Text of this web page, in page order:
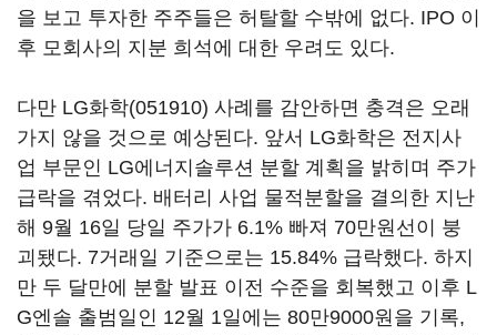
을 보고 투자한 주주들은 허탈할 수밖에 없다. IPO 이
후 모회사의 지분 희석에 대한 우려도 있다.
다만 LG화학(051910) 사례를 감안하면 충격은 오래
가지 않을 것으로 예상된다. 앞서 LG화학은 전지사
업 부문인 LG에너지솔루션 분할 계획을 밝히며 주가
급락을 겪었다. 배터리 사업 물적분할을 결의한 지난
해 9월 16일 당일 주가가 6.1% 빠져 70만원선이 붕
괴됐다. 7거래일 기준으로는 15.84% 급락했다. 하지
만 두 달만에 분할 발표 이전 수준을 회복했고 이후 L
G엔솔 출범일인 12월 1일에는 80만9000원을 기록,